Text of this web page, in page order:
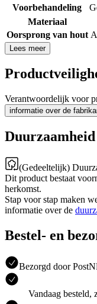
Voorbehandeling
Materiaal
Oorsprong van hout
Lees meer
Verantwoordelijk voor
informatie over de
Duurzaamheid
(Gedeeltelijk)
Dit product bestaat
herkomst.
Stap voor stap maken
informatie over de
Bestel- en
Bezorgd door
Vandaag besteld,